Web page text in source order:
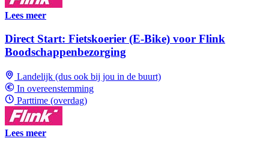
Lees meer
Direct Start: Fietskoerier (E-Bike) voor Flink
Boodschappenbezorging
Landelijk (dus ook bij jou in de buurt)
In overeenstemming
Parttime (overdag)
Lees meer